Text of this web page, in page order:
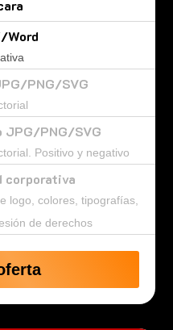
Word
PNG/SVG
JPG/PNG/SVG
Positivo y negativo
corporativa
logo, colores, tipografías,
de derechos